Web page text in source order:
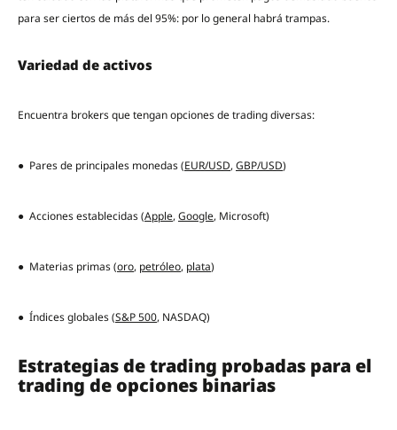
para ser ciertos de más del 95%: por lo general habrá trampas.
Variedad de activos
Encuentra brokers que tengan opciones de trading diversas:
● Pares de principales monedas (EUR/USD, GBP/USD)
● Acciones establecidas (Apple, Google, Microsoft)
● Materias primas (oro, petróleo, plata)
● Índices globales (S&P 500, NASDAQ)
Estrategias de trading probadas para el
trading de opciones binarias